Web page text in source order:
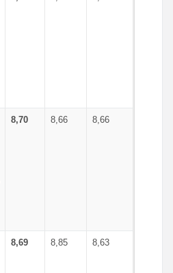
8,70 8,66 8,66
8,69 8,85 8,63